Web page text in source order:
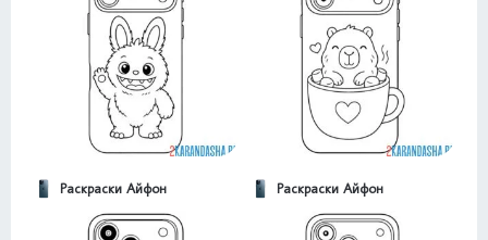
Раскраски Айфон Раскраски Айфон